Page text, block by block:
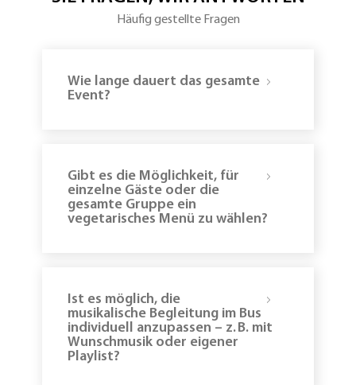
Häufig gestellte Fragen
Wie lange dauert das gesamte
Event?
Gibt es die Möglichkeit, für
einzelne Gäste oder die
gesamte Gruppe ein
vegetarisches Menü zu wählen?
Ist es möglich, die
musikalische Begleitung im Bus
individuell anzupassen – z. B. mit
Wunschmusik oder eigener
Playlist?